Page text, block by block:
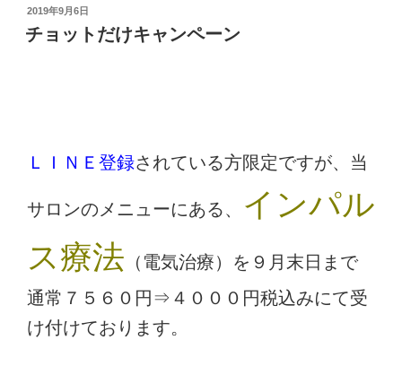
投
稿
日:
2019年9月6日
チョットだけキャンペーン
ＬＩＮＥ登録されている方限定ですが、当
サロンのメニューにある、
インパル
ス療法 （電気治療）を９月末日まで
通常７５６０円⇒４０００円税込みにて受
け付けております。